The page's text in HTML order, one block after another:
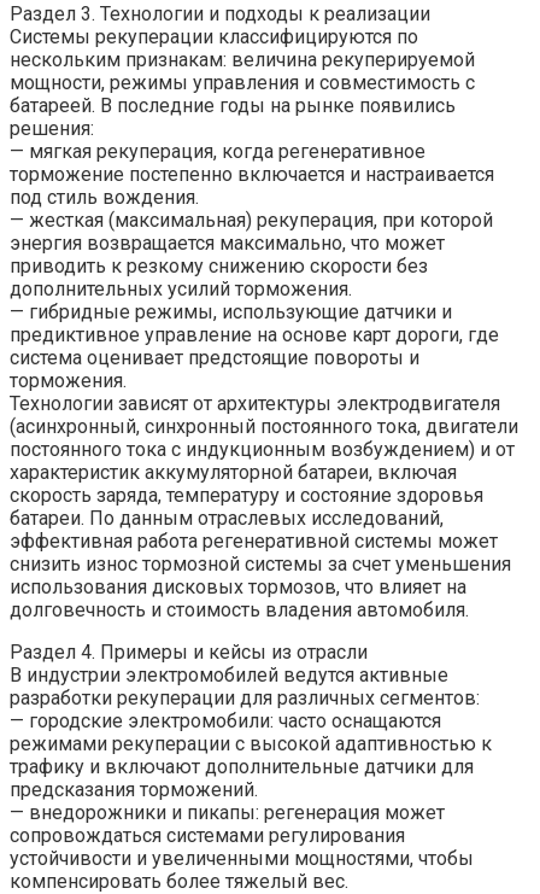
Раздел 3. Технологии и подходы к реализации
Системы рекуперации классифицируются по
нескольким признакам: величина рекуперируемой
мощности, режимы управления и совместимость с
батареей. В последние годы на рынке появились
решения:
— мягкая рекуперация, когда регенеративное
торможение постепенно включается и настраивается
под стиль вождения.
— жесткая (максимальная) рекуперация, при которой
энергия возвращается максимально, что может
приводить к резкому снижению скорости без
дополнительных усилий торможения.
— гибридные режимы, использующие датчики и
предиктивное управление на основе карт дороги, где
система оценивает предстоящие повороты и
торможения.
Технологии зависят от архитектуры электродвигателя
(асинхронный, синхронный постоянного тока, двигатели
постоянного тока с индукционным возбуждением) и от
характеристик аккумуляторной батареи, включая
скорость заряда, температуру и состояние здоровья
батареи. По данным отраслевых исследований,
эффективная работа регенеративной системы может
снизить износ тормозной системы за счет уменьшения
использования дисковых тормозов, что влияет на
долговечность и стоимость владения автомобиля.
Раздел 4. Примеры и кейсы из отрасли
В индустрии электромобилей ведутся активные
разработки рекуперации для различных сегментов:
— городские электромобили: часто оснащаются
режимами рекуперации с высокой адаптивностью к
трафику и включают дополнительные датчики для
предсказания торможений.
— внедорожники и пикапы: регенерация может
сопровождаться системами регулирования
устойчивости и увеличенными мощностями, чтобы
компенсировать более тяжелый вес.